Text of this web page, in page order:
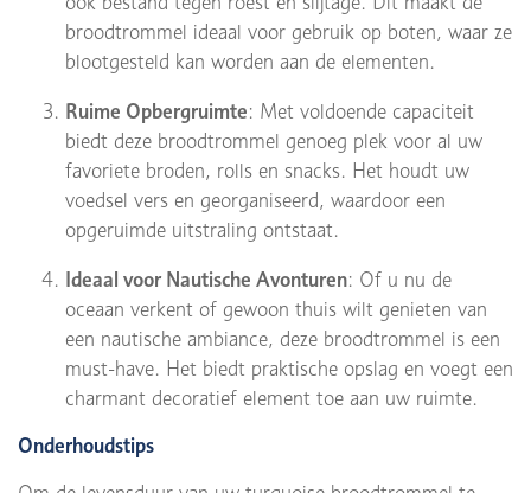
broodtrommel ideaal voor gebruik op boten, waar ze
blootgesteld kan worden aan de elementen.
Ruime Opbergruimte: Met voldoende capaciteit
biedt deze broodtrommel genoeg plek voor al uw
favoriete broden, rolls en snacks. Het houdt uw
voedsel vers en georganiseerd, waardoor een
opgeruimde uitstraling ontstaat.
Ideaal voor Nautische Avonturen: Of u nu de
oceaan verkent of gewoon thuis wilt genieten van
een nautische ambiance, deze broodtrommel is een
must-have. Het biedt praktische opslag en voegt een
charmant decoratief element toe aan uw ruimte.
Onderhoudstips